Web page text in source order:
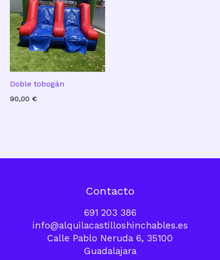
Doble tobogán
90,00 €
Contacto
691 203 386
info@alquilacastilloshinchables.es
Calle Pablo Neruda 6, 35100
Guadalajara